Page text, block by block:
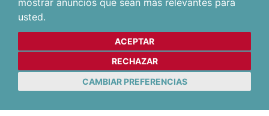
mostrar anuncios que sean más relevantes para
usted.
ACEPTAR
RECHAZAR
CAMBIAR PREFERENCIAS